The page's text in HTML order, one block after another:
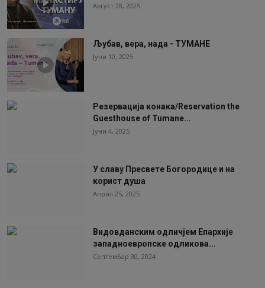
Август 28, 2025
Љубав, вера, нада - ТУМАНЕ
Јуни 10, 2025
Резервација конака/Reservation the
Guesthouse of Tumane...
Јуни 4, 2025
У славу Пресвете Богородице и на
корист душа
Април 25, 2025
Видовданским одличјем Епархије
западноевропске одликова...
Септембар 30, 2024